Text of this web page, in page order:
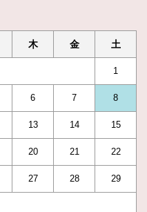
木 金 土
1
6 7 8
13 14 15
20 21 22
27 28 29